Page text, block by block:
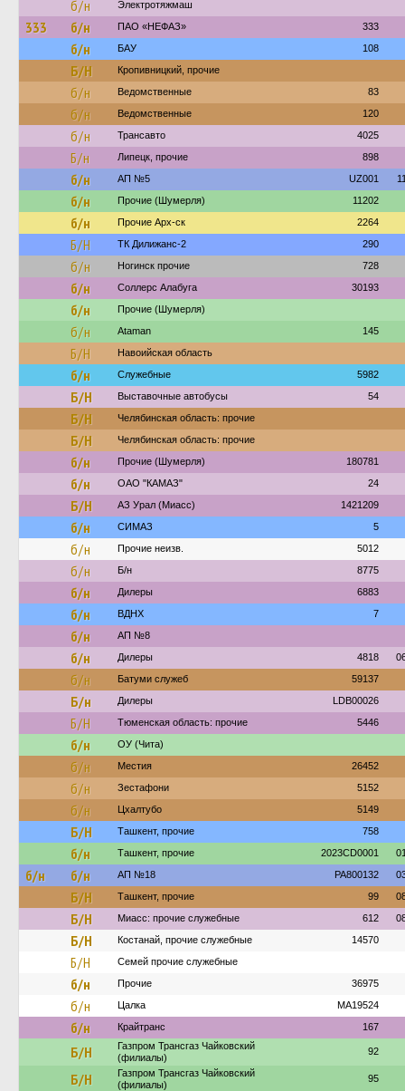
б/н Электротяжмаш
333 б/н ПАО «НЕФАЗ» 333
б/н БАУ 108
Б/Н Кропивницкий, прочие
б/н Ведомственные 83
б/н Ведомственные 120
б/н Трансавто 4025
Б/н Липецк, прочие 898
б/н АП №5 UZ001
б/н Прочие (Шумерля) 11202
б/н Прочие Арх-ск 2264
Б/Н ТК Дилижанс-2 290
б/н Ногинск прочие 728
б/н Соллерс Алабуга 30193
б/н Прочие (Шумерля)
б/н Ataman 145
Б/Н Навоийская область
б/н Служебные 5982
Б/Н Выставочные автобусы 54
Б/Н Челябинская область: прочие
Б/Н Челябинская область: прочие
б/н Прочие (Шумерля) 180781
б/н ОАО "КАМАЗ" 24
Б/Н АЗ Урал (Миасс) 1421209
б/н СИМАЗ 5
б/н Прочие неизв. 5012
б/н Б/н 8775
б/н Дилеры 6883
б/н ВДНХ 7
б/н АП №8
б/н Дилеры 4818
б/н Батуми служеб 59137
Б/н Дилеры LDB00026
Б/Н Тюменская область: прочие 5446
б/н ОУ (Чита)
б/н Местия 26452
б/н Зестафони 5152
б/н Цхалтубо 5149
Б/Н Ташкент, прочие 758
б/н Ташкент, прочие 2023CD0001
б/н б/н АП №18 PA800132
Б/Н Ташкент, прочие 99
Б/Н Миасс: прочие служебные 612
Б/Н Костанай, прочие служебные 14570
Б/Н Семей прочие служебные
б/н Прочие 36975
б/н Цалка MA19524
б/н Крайтранс 167
Б/Н
Газпром Трансгаз Чайковский
(филиалы)
92
Б/Н
Газпром Трансгаз Чайковский
(филиалы)
95